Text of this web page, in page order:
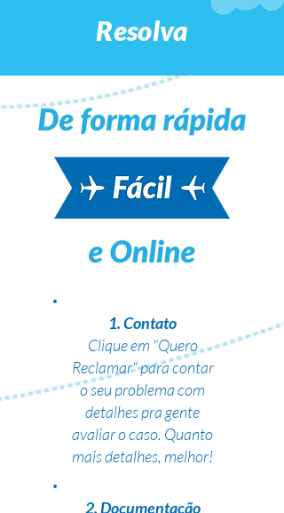
Resolva
1. Contato
Clique em "Quero
Reclamar" para contar
o seu problema com
detalhes pra gente
avaliar o caso. Quanto
mais detalhes, melhor!
2. Documentação